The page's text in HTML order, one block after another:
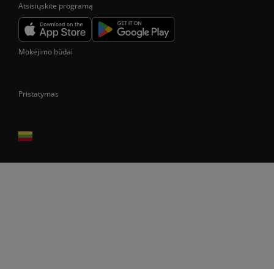
Atsisiųskite programą
Mokėjimo būdai
Pristatymas